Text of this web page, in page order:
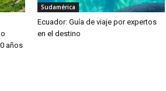
años
Sudamérica
Ecuador: Guía de viaje por expertos
en el destino